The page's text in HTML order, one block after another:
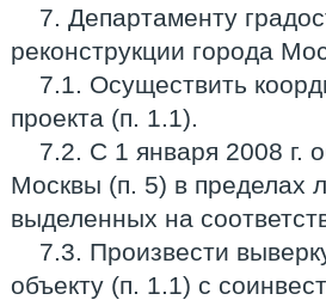
7. Департаменту
реконструкции города
7.1. Осуществить
проекта (п. 1.1).
7.2. С 1 января 2008 г.
Москвы (п. 5) в пределах
выделенных на
7.3. Произвести
объекту (п. 1.1) с